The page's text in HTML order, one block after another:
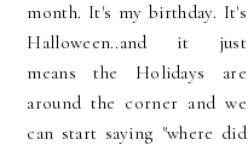
month. It's my birthday. It's
Halloween..and it just
means the Holidays are
around the corner and we
can start saying "where did